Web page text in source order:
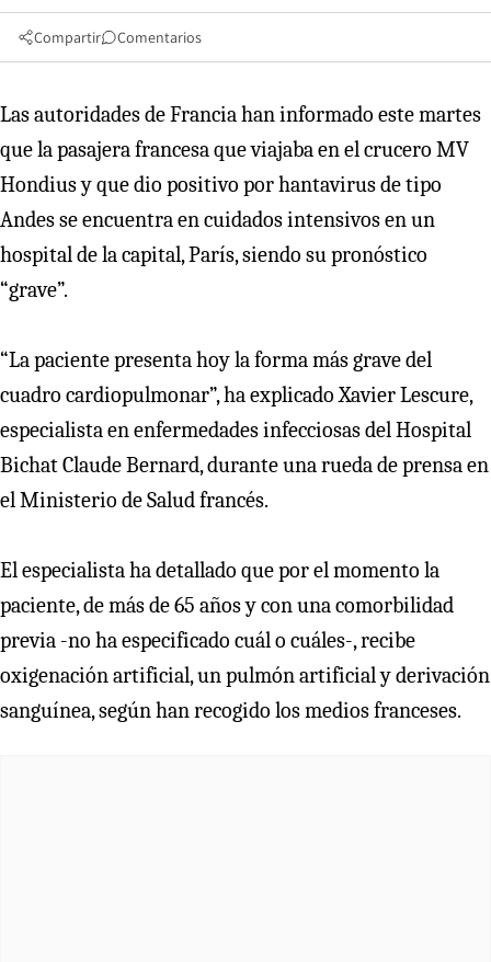
Compartir Comentarios
Las autoridades de Francia han informado este martes
que la pasajera francesa que viajaba en el crucero MV
Hondius y que dio positivo por hantavirus de tipo
Andes se encuentra en cuidados intensivos en un
hospital de la capital, París, siendo su pronóstico
“grave”.
“La paciente presenta hoy la forma más grave del
cuadro cardiopulmonar”, ha explicado Xavier Lescure,
especialista en enfermedades infecciosas del Hospital
Bichat Claude Bernard, durante una rueda de prensa en
el Ministerio de Salud francés.
El especialista ha detallado que por el momento la
paciente, de más de 65 años y con una comorbilidad
previa -no ha especificado cuál o cuáles-, recibe
oxigenación artificial, un pulmón artificial y derivación
sanguínea, según han recogido los medios franceses.